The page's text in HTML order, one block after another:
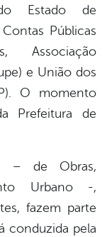
Estado de
Públicas
Associação
e União dos
O momento
Prefeitura de
– de Obras,
Urbano -,
fazem parte
conduzida pela